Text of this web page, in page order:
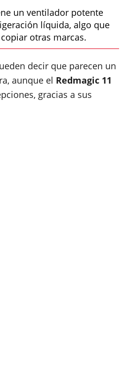
un ventilador potente
líquida, algo que
otras marcas.
decir que parecen un
aunque el Redmagic 11
gracias a sus